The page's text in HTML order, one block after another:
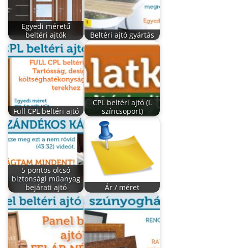
Egyedi méretű
beltéri ajtók
Beltéri ajtó gyártás
Full CPL beltéri ajtó
CPL beltéri ajtó (I.
színcsoport)
5 pontos olcsó
biztonsági műanyag
bejárati ajtó
Ár / méret